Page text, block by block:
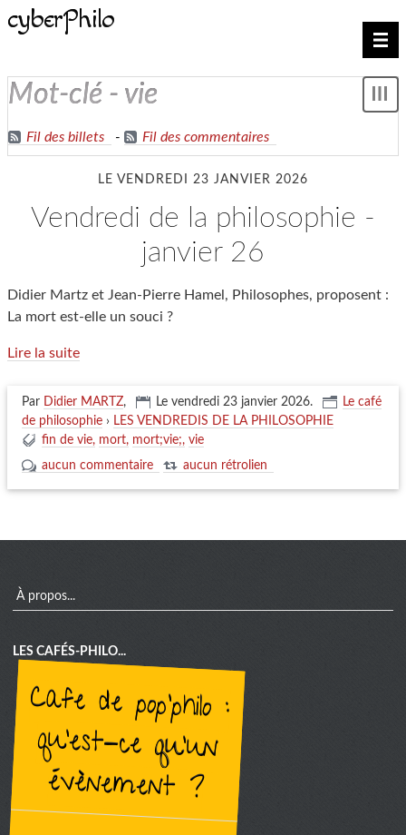
cyberPhilo
mot-clé - vie
Fil des billets - Fil des commentaires
LE VENDREDI 23 JANVIER 2026
vendredi de la philosophie -
janvier 26
Didier Martz et Jean-Pierre Hamel, Philosophes, proposent :
La mort est-elle un souci ?
Lire la suite
Par Didier MARTZ, Le vendredi 23 janvier 2026.
Le café
de philosophie › LES VENDREDIS DE LA PHILOSOPHIE
fin de vie mort mort;vie; vie
aucun commentaire
aucun rétrolien
menu
À propos...
LES CAFÉS-PHILO...
cafe de pop'philo :
qu'est-ce qu'un
évènement ?